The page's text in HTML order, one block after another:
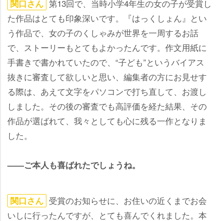
関口さん 第13回で、当時小学4年生の女の子が受賞し
た作品はとても印象深いです。『はっくしょん』とい
う作品で、女の子のくしゃみが世界を一周するお話
で、ストーリーもとてもよかったんです。作文用紙に
手書きで書かれていたので、“子ども”というバイアス
抜きに審査して欲しいと思い、編集者の方にお見せす
る際は、あえて文字をパソコンで打ち直して、お渡し
しました。その後の審査でも高評価を経た結果、その
作品が選ばれて、我々としても心に残る一作となりま
した。
――ご本人も喜ばれたでしょうね。
関口さん 受賞のお知らせに、お住いの近くまでお会
いしに行ったんですが、とても喜んでくれました。本